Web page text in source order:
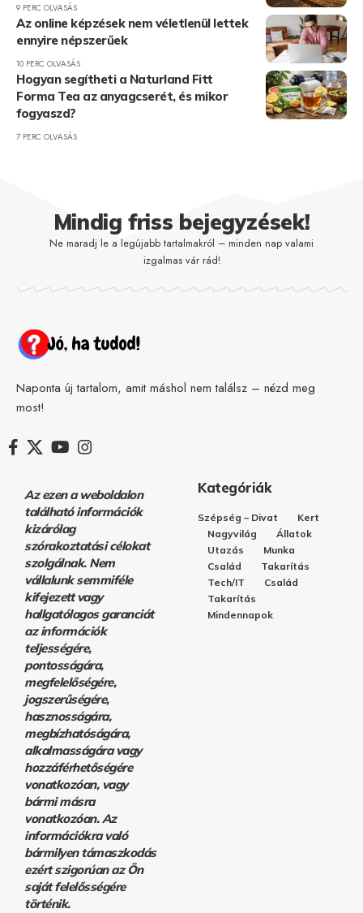
9 PERC OLVASÁS
Az online képzések nem véletlenül lettek
ennyire népszerűek
10 PERC OLVASÁS
Hogyan segítheti a Naturland Fitt
Forma Tea az anyagcserét, és mikor
fogyaszd?
7 PERC OLVASÁS
Mindig friss bejegyzések!
Ne maradj le a legújabb tartalmakról – minden nap valami
izgalmas vár rád!
Naponta új tartalom, amit máshol nem találsz – nézd meg
most!
Az ezen a weboldalon
található információk
kizárólag
szórakoztatási célokat
szolgálnak. Nem
vállalunk semmiféle
kifejezett vagy
hallgatólagos garanciát
az információk
teljességére,
pontosságára,
megfelelőségére,
jogszerűségére,
hasznosságára,
megbízhatóságára,
alkalmasságára vagy
hozzáférhetőségére
vonatkozóan, vagy
bármi másra
vonatkozóan. Az
információkra való
bármilyen támaszkodás
ezért szigorúan az Ön
saját felelősségére
történik.
Kategóriák
Szépség – Divat
Kert
Nagyvilág
Állatok
Utazás
Munka
Család
Takarítás
Tech/IT
Család
Takarítás
Mindennapok